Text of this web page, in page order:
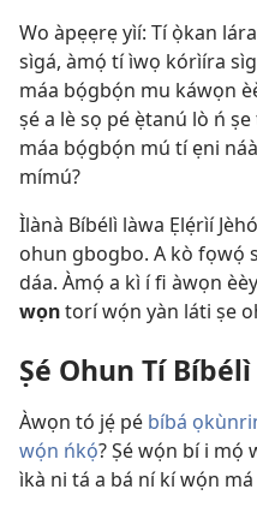
Wo àpẹẹrẹ yìí: Tí ọ̀kan
sìgá, àmọ́ tí ìwọ kórìíra
máa bọ́gbọ́n mu káwọn
ṣé a lè sọ pé ẹ̀tanú lò ń
máa bọ́gbọ́n mú tí ẹni
mímú?
Ìlànà Bíbélì làwa Ẹlẹ́rìí
ohun gbogbo. A kò fọwọ́
dáa. Àmọ́ a kì í fi àwọn
wọntorí wọ́n yàn láti ṣe
Ṣé Ohun Tí Bíbélì
Àwọn tó jẹ́ pé bíbá
wọ́n ńkọ́? Ṣé wọ́n bí i mọ́
ìkà ni tá a bá ní kí wọ́n